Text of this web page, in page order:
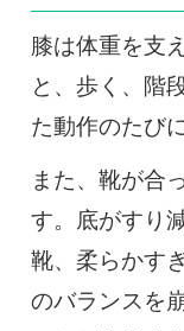
膝は体重を支
と、歩く、階
た動作のたび
また、靴が合
す。底がすり
靴、柔らかす
のバランスを